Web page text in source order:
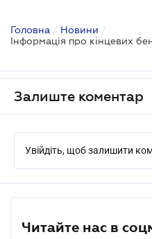
Головна / Новини /
Залиште коментар
Увійдіть, щоб залишити
Читайте нас в